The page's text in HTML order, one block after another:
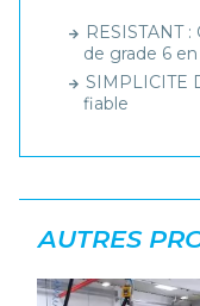
RESISTANT
de grade 6
SIMPLICITE
fiable
AUTRES